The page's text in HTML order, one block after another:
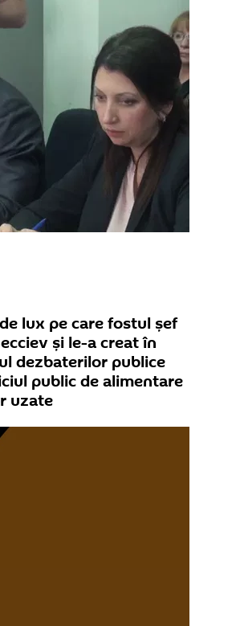
lux pe care fostul șef
și le-a creat în
dezbaterilor publice
public de alimentare
uzate